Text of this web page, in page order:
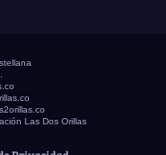
Las Dos Orillas